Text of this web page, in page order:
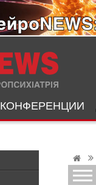
КОНФЕРЕНЦИИ